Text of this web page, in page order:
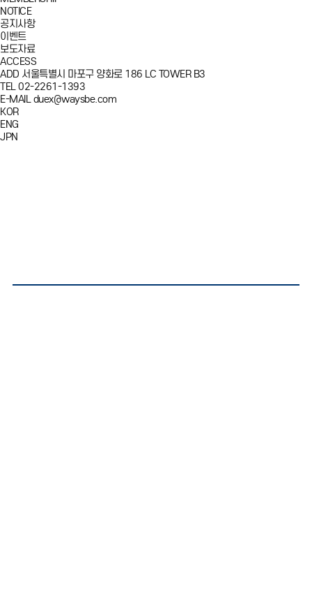
NOTICE
공지사항
이벤트
보도자료
ACCESS
ADD 서울특별시 마포구 양화로 186 LC TOWER B3
TEL02-2261-1393
E-MAIL duex@waysbe.com
KOR
ENG
JPN